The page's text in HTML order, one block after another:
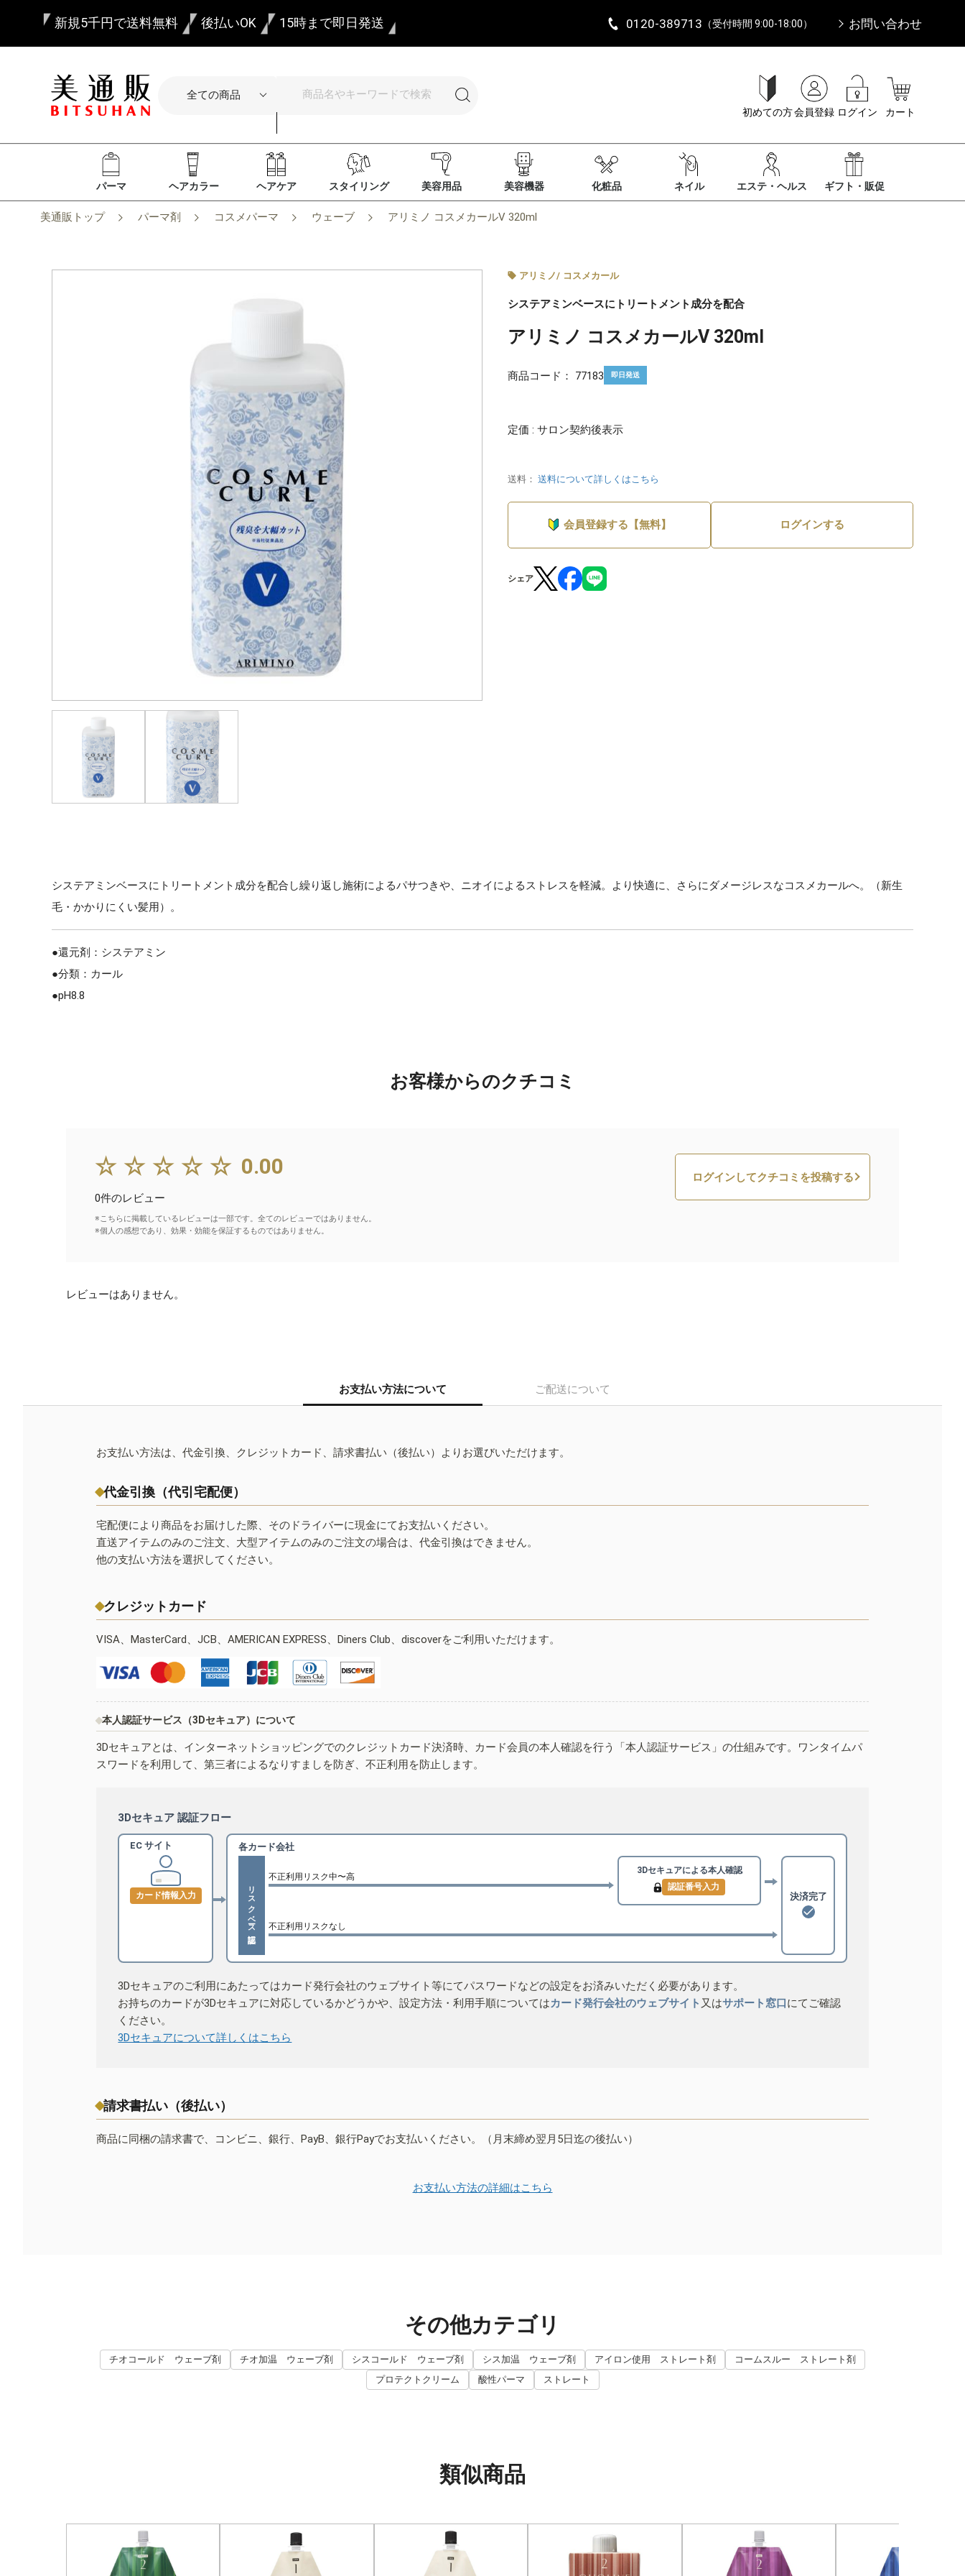
新規5千円で送料無料 後払いOK 15時まで即日発送 0120-389713 （受付時間 9:00-18:00） お問い合わせ
初めての方会員登録 ログイン カート
パーマ ヘアカラー ヘアケア スタイリング 美容用品 美容機器 化粧品 ネイル エステ・ヘルス ギフト・販促
美通販トップ パーマ剤 コスメパーマ ウェーブ アリミノ コスメカールV 320ml
アリミノ/ コスメカール
システアミンベースにトリートメント成分を配合
アリミノ コスメカールV 320ml
商品コード： 77183 即日発送
定価 : サロン契約後表示
送料： 送料について詳しくはこちら
会員登録する【無料】 ログインする
シェア
システアミンベースにトリートメント成分を配合し繰り返し施術によるパサつきや、ニオイによるストレスを軽減。より快適に、さらにダメージレスなコスメカールへ。（新生
毛・かかりにくい髪用）。
●還元剤：システアミン
●分類：カール
●pH8.8
お客様からのクチコミ
☆☆☆☆☆ 0.00
0件のレビュー
※こちらに掲載しているレビューは一部です。全てのレビューではありません。
※個人の感想であり、効果・効能を保証するものではありません。
ログインしてクチコミを投稿する
レビューはありません。
お支払い方法について ご配送について
お支払い方法は、代金引換、クレジットカード、請求書払い（後払い）よりお選びいただけます。
代金引換（代引宅配便）
宅配便により商品をお届けした際、そのドライバーに現金にてお支払いください。
直送アイテムのみのご注文、大型アイテムのみのご注文の場合は、代金引換はできません。
他の支払い方法を選択してください。
クレジットカード
VISA、MasterCard、JCB、AMERICAN EXPRESS、Diners Club、discoverをご利用いただけます。
本人認証サービス（3Dセキュア）について
3Dセキュアとは、インターネットショッピングでのクレジットカード決済時、カード会員の本人確認を行う「本人認証サービス」の仕組みです。ワンタイムパ
スワードを利用して、第三者によるなりすましを防ぎ、不正利用を防止します。
3Dセキュア 認証フロー
EC サイト
カード情報入力
各カード会社
リスクベース認証
不正利用リスク中〜高
3Dセキュアによる本人確認
認証番号入力
不正利用リスクなし
決済完了
3Dセキュアのご利用にあたってはカード発行会社のウェブサイト等にてパスワードなどの設定をお済みいただく必要があります。
お持ちのカードが3Dセキュアに対応しているかどうかや、設定方法・利用手順についてはカード発行会社のウェブサイト 又はサポート窓口にてご確認
ください。
3Dセキュアについて詳しくはこちら
請求書払い（後払い）
商品に同梱の請求書で、コンビニ、銀行、PayB、銀行Payでお支払いください。（月末締め翌月5日迄の後払い）
お支払い方法の詳細はこちら
その他カテゴリ
チオコールド ウェーブ剤 チオ加温 ウェーブ剤 シスコールド ウェーブ剤 シス加温 ウェーブ剤 アイロン使用 ストレート剤
コームスルー ストレート剤
プロテクトクリーム
酸性パーマ ストレート
類似商品